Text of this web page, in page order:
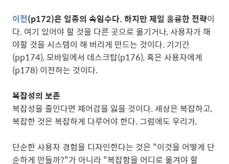
이전(p172)은 일종의 속임수다. 하지만 제일 훌륭한 전략이
다. 여기 있어야 할 것을 다른 곳으로 옮기거나, 사용자가 해
야할 것을 시스템이 해 버리게 만드는 것이다. 기기간
(pp174), 모바일에서 데스크탑(p176), 혹은 사용자에게
(p178) 이전하는 것이다.
복잡성의 보존
복잡성을 줄인다면 제어감을 잃을 것이다. 세상은 복잡하고,
복잡한 것은 복잡하게 다루어야 한다. 그럼에도 우리가,
단순한 사용자 경험을 디자인한다는 것은 "이것을 어떻게 단
순하게 만들까?"가 아니라 "복잡함을 어디로 옮겨야 할